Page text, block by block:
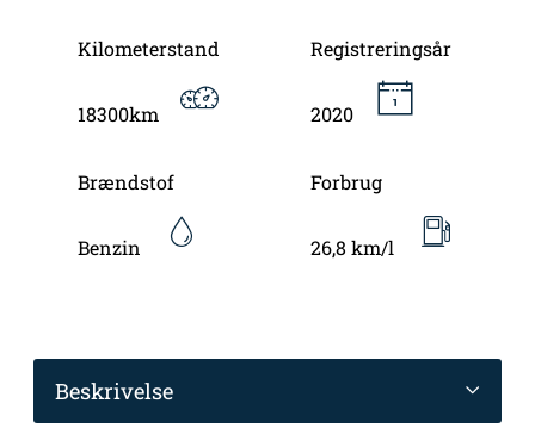
Kilometerstand
18300km
Registreringsår
2020
Brændstof
Benzin
Forbrug
26,8 km/l
Beskrivelse